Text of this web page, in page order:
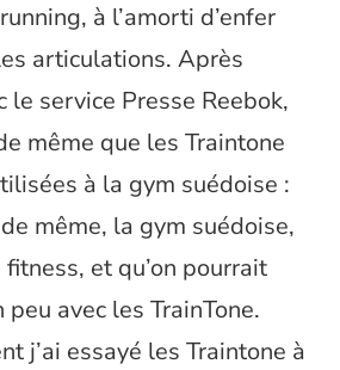
à l’amorti d’enfer
articulations. Après
le service Presse Reebok,
même que les Traintone
à la gym suédoise :
même, la gym suédoise,
fitness, et qu’on pourrait
avec les TrainTone.
j’ai essayé les Traintone à